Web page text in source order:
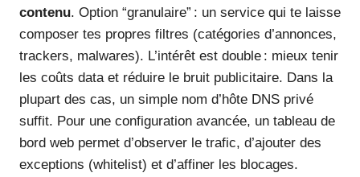
contenu. Option “granulaire” : un service qui te laisse
composer tes propres filtres (catégories d’annonces,
trackers, malwares). L’intérêt est double : mieux tenir
les coûts data et réduire le bruit publicitaire. Dans la
plupart des cas, un simple nom d’hôte DNS privé
suffit. Pour une configuration avancée, un tableau de
bord web permet d’observer le trafic, d’ajouter des
exceptions (whitelist) et d’affiner les blocages.